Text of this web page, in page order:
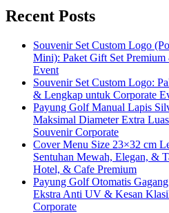
Recent Posts
Souvenir Set Custom Logo
Mini): Paket Gift Set
Event
Souvenir Set Custom Logo:
& Lengkap untuk Corporate
Payung Golf Manual Lapis
Maksimal Diameter Extra
Souvenir Corporate
Cover Menu Size 23×32 cm
Sentuhan Mewah, Elegan, &
Hotel, & Cafe Premium
Payung Golf Otomatis
Ekstra Anti UV & Kesan
Corporate